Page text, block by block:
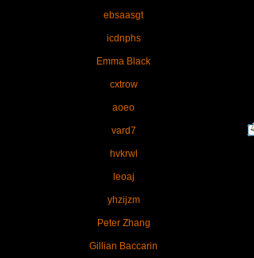
ebsaasgt
icdnphs
Emma Black
cxtrow
aoeo
vard7
hvkrwl
leoaj
yhzijzm
Peter Zhang
Gillian Baccarin